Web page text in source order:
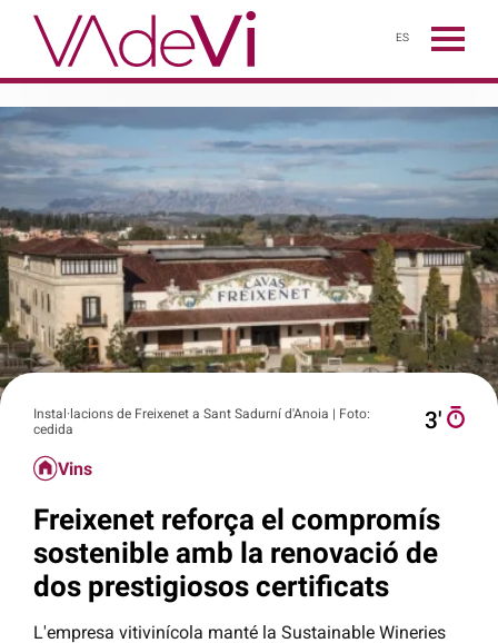
ES
Instal·lacions de Freixenet a Sant Sadurní d'Anoia | Foto:
cedida
3′
Vins
Freixenet reforça el compromís
sostenible amb la renovació de
dos prestigiosos certificats
L'empresa vitivinícola manté la Sustainable Wineries